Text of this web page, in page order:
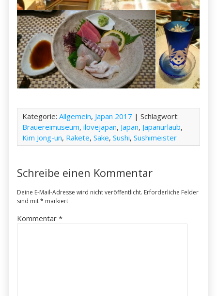
Kategorie:Allgemein, Japan 2017 | Schlagwort:
Brauereimuseum,ilovejapan, Japan, Japanurlaub,
Kim Jong-un, Rakete,Sake,Sushi,Sushimeister
Schreibe einen Kommentar
Deine E-Mail-Adresse wird nicht veröffentlicht. Erforderliche Felder
sind mit* markiert
Kommentar*